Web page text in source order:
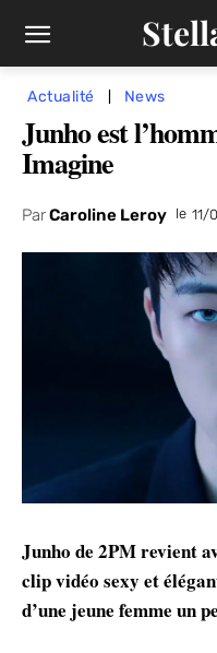
Actualité News
Junho est
Imagine
ParCaroline Leroy le 11/
Junho de 2PM revient
clip vidéo sexy et
d’une jeune femme un